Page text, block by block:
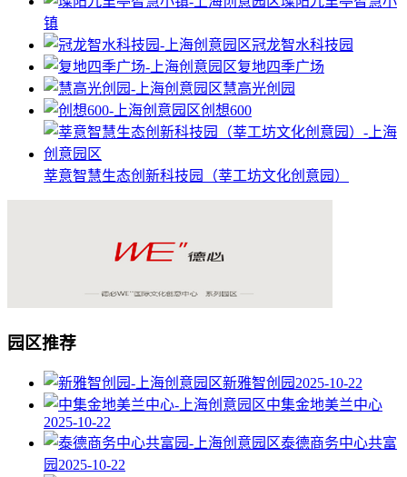
镇
冠龙智水科技园
复地四季广场
慧高光创园
创想600
莘意智慧生态创新科技园（莘工坊文化创意园）
园区推荐
新雅智创园 2025-10-22
中集金地美兰中心
2025-10-22
泰德商务中心共富
园 2025-10-22